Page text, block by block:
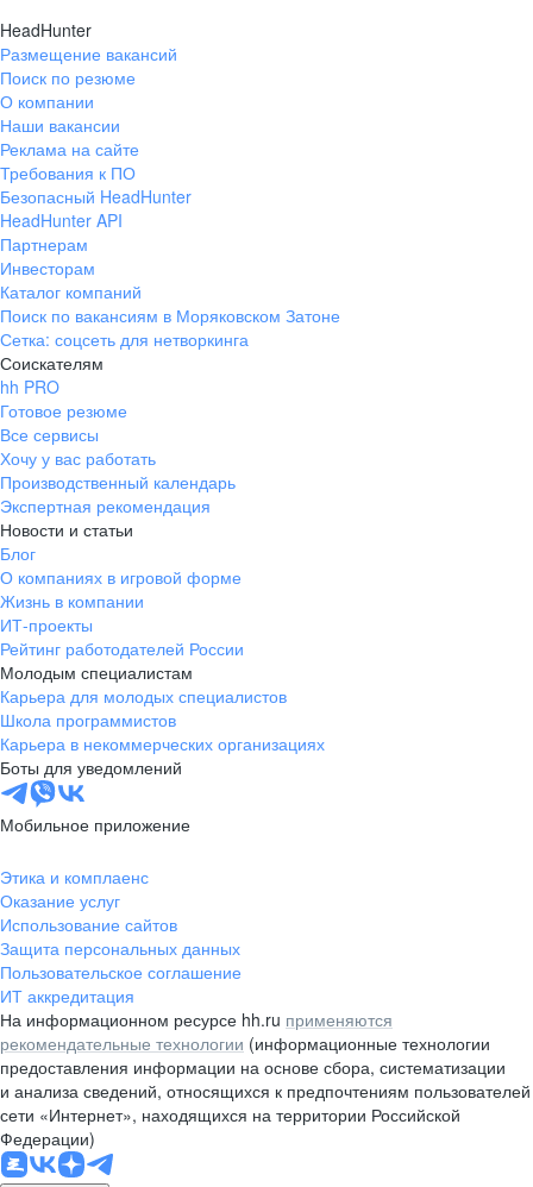
HeadHunter
Размещение вакансий
Поиск по резюме
О компании
Наши вакансии
Реклама на сайте
Требования к ПО
Безопасный HeadHunter
HeadHunter API
Партнерам
Инвесторам
Каталог компаний
Поиск по вакансиям в Моряковском Затоне
Сетка: соцсеть для нетворкинга
Соискателям
hh PRO
Готовое резюме
Все сервисы
Хочу у вас работать
Производственный календарь
Экспертная рекомендация
Новости и статьи
Блог
О компаниях в игровой форме
Жизнь в компании
ИТ-проекты
Рейтинг работодателей России
Молодым специалистам
Карьера для молодых специалистов
Школа программистов
Карьера в некоммерческих организациях
Боты для уведомлений
Мобильное приложение
Этика и комплаенс
Оказание услуг
Использование сайтов
Защита персональных данных
Пользовательское соглашение
ИТ аккредитация
На информационном ресурсе hh.ru применяются
рекомендательные технологии (информационные технологии
предоставления информации на основе сбора, систематизации
и анализа сведений, относящихся к предпочтениям пользователей
сети «Интернет», находящихся на территории Российской
Федерации)